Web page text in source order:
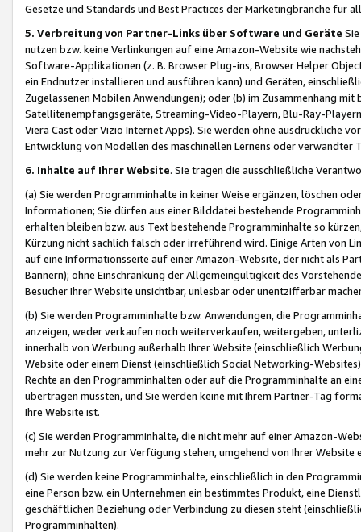
Gesetze und Standards und Best Practices der Marketingbranche für
5. Verbreitung von Partner-Links über Software und Geräte
nutzen bzw. keine Verlinkungen auf eine Amazon-Website wie
Software-Applikationen (z. B. Browser Plug-ins, Browser Helper
ein Endnutzer installieren und ausführen kann) und Geräten,
Zugelassenen Mobilen Anwendungen); oder (b) im Zusammenhang
Satellitenempfangsgeräte, Streaming-Video-Playern, Blu-Ray-
Viera Cast oder Vizio Internet Apps). Sie werden ohne ausdrückliche
Entwicklung von Modellen des maschinellen Lernens oder
6. Inhalte auf Ihrer Website. Sie tragen die ausschließliche
(a) Sie werden Programminhalte in keiner Weise ergänzen, löschen
Informationen; Sie dürfen aus einer Bilddatei bestehende
erhalten bleiben bzw. aus Text bestehende Programminhalte so
Kürzung nicht sachlich falsch oder irreführend wird. Einige Arten von
auf eine Informationsseite auf einer Amazon-Website, der nicht als
Bannern); ohne Einschränkung der Allgemeingültigkeit des
Besucher Ihrer Website unsichtbar, unlesbar oder unentzifferbar
(b) Sie werden Programminhalte bzw. Anwendungen, die
anzeigen, weder verkaufen noch weiterverkaufen, weitergeben,
innerhalb von Werbung außerhalb Ihrer Website (einschließlich
Website oder einem Dienst (einschließlich Social Networking-
Rechte an den Programminhalten oder auf die Programminhalte an
übertragen müssten, und Sie werden keine mit Ihrem Partner-Tag
Ihre Website ist.
(c) Sie werden Programminhalte, die nicht mehr auf einer Amazon-
mehr zur Nutzung zur Verfügung stehen, umgehend von Ihrer
(d) Sie werden keine Programminhalte, einschließlich in den
eine Person bzw. ein Unternehmen ein bestimmtes Produkt, eine
geschäftlichen Beziehung oder Verbindung zu diesen steht
Programminhalten).